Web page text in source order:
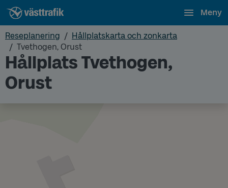
Meny
Reseplanering
Hållplatskarta och zonkarta
Tvethogen, Orust
Hållplats Tvethogen,
Orust